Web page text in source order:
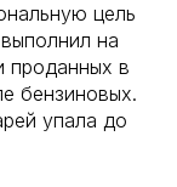
цель
на
проданных в
бензиновых.
упала до